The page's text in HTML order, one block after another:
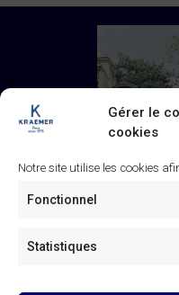
Gérer le
cookies
Notre site utilise les cookies
Fonctionnel
Statistiques